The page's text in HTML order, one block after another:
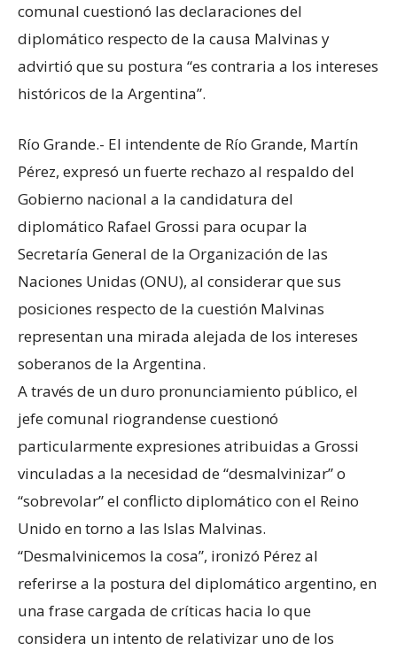
comunal cuestionó las declaraciones del
diplomático respecto de la causa Malvinas y
advirtió que su postura “es contraria a los intereses
históricos de la Argentina”.
Río Grande.- El intendente de Río Grande, Martín
Pérez, expresó un fuerte rechazo al respaldo del
Gobierno nacional a la candidatura del
diplomático Rafael Grossi para ocupar la
Secretaría General de la Organización de las
Naciones Unidas (ONU), al considerar que sus
posiciones respecto de la cuestión Malvinas
representan una mirada alejada de los intereses
soberanos de la Argentina.
A través de un duro pronunciamiento público, el
jefe comunal riograndense cuestionó
particularmente expresiones atribuidas a Grossi
vinculadas a la necesidad de “desmalvinizar” o
“sobrevolar” el conflicto diplomático con el Reino
Unido en torno a las Islas Malvinas.
“Desmalvinicemos la cosa”, ironizó Pérez al
referirse a la postura del diplomático argentino, en
una frase cargada de críticas hacia lo que
considera un intento de relativizar uno de los